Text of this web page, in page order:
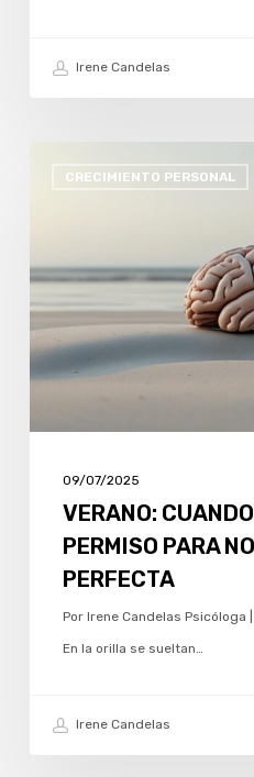
Irene Candelas
CRECIMIENTO PERSONAL
CUANDO
TE
DA
PERMISO
PARA
PERFECTA
09/07/2025
VERANO:
PERMISO PARA
PERFECTA
Por Irene Candelas Psicóloga
En la orilla se sueltan…
Irene Candelas